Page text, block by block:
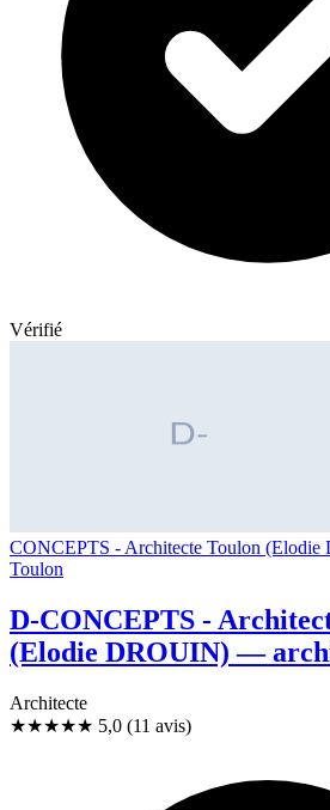
Vérifié
CONCEPTS - Architecte Toulon
Toulon
D-CONCEPTS -
(Elodie DROUIN) —
Architecte
★★★★★ 5,0 (11 avis)